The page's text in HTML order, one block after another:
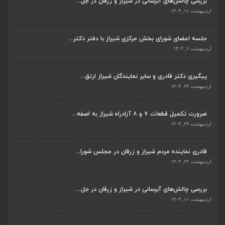
اردیبهشت ۱۱, ۱۴۰۴
جلسه اعضای شورای بخش مرکزی شیراز با دفتر دکتر...
اردیبهشت ۶, ۱۴۰۴
پیگیری دکتر قادری و سایر نمایندگان شیراز ارتق...
اردیبهشت ۲۳, ۱۴۰۴
ضرورت تکمیل قطعات ۷ و ۸ آزادراه شیراز به اصفه...
اردیبهشت ۲۳, ۱۴۰۴
قادری نماینده مردم شیراز و زرقان در مجلس شورا...
اردیبهشت ۲۲, ۱۴۰۴
بررسی چالش‌های آبرسانی در شیراز و زرقان در جل...
اردیبهشت ۱۱, ۱۴۰۴